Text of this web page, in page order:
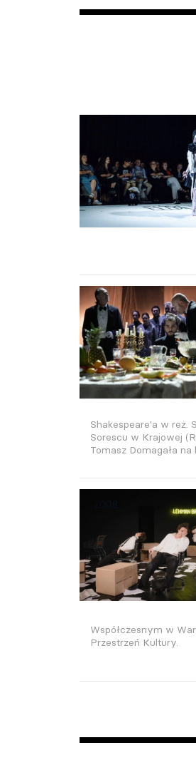
Shakespeare'a w reż.
Sorescu w Krajowej
Tomasz Domagała
Współczesnym w
Przestrzeń Kultury.